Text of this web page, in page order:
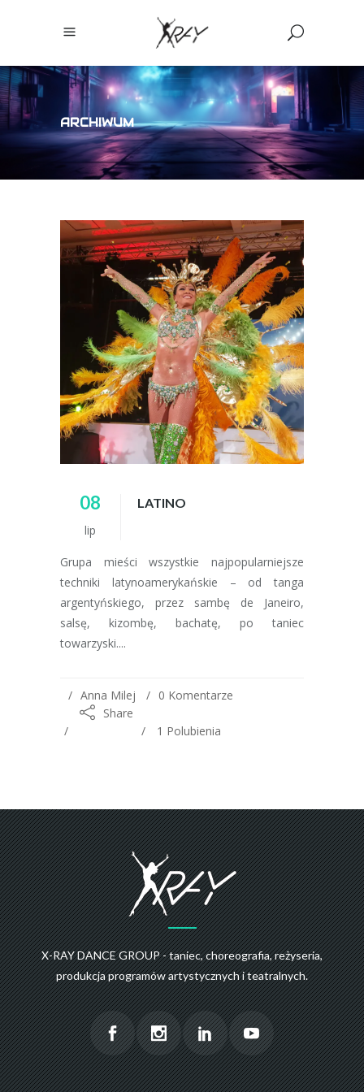
ARCHIWUM
08
lip
LATINO
Grupa mieści wszystkie najpopularniejsze
techniki latynoamerykańskie – od tanga
argentyńskiego, przez sambę de Janeiro,
salsę, kizombę, bachatę, po taniec
towarzyski....
Anna Milej
0 Komentarze
Share
1 Polubienia
X-RAY DANCE GROUP - taniec, choreografia, reżyseria,
produkcja programów artystycznych i teatralnych.